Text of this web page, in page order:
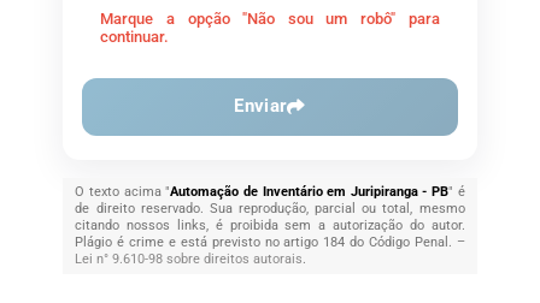
Marque a opção "Não sou um robô" para
continuar.
Enviar
O texto acima "Automação de Inventário em Juripiranga - PB" é
de direito reservado. Sua reprodução, parcial ou total, mesmo
citando nossos links, é proibida sem a autorização do autor.
Plágio é crime e está previsto no artigo 184 do Código Penal. –
Lei n° 9.610-98 sobre direitos autorais.